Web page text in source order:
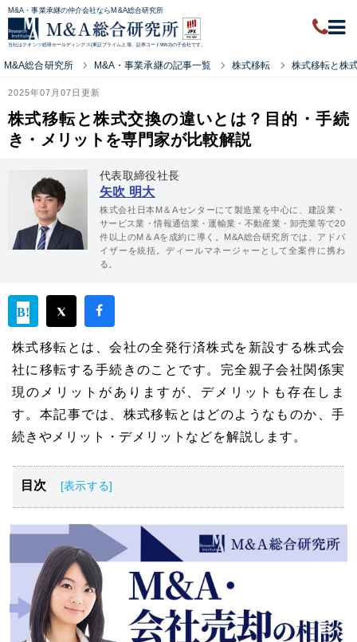
M&A・事業承継の仲介会社ならM&A総合研究所
当社はクオンツ総研ホールディングス(東証プライム上場、証券コード9552)の子会社です。
M&A総合研究所 M&A・事業承継の記事一覧 株式移転 株式移転と株
2025年07月07日更新
株式移転と株式交換の違いとは？目的・手続
き・メリットを専門家が比較解説
代表取締役社長
矢吹 明大
株式会社日本M＆Aセンターにて製造業を中心に、建設業・
サービス業・情報通信業・運輸業・不動産業・卸売業等で20
件以上のM＆Aを成約に導く。M&A総合研究所では、アドバ
イザーを統括。ディールマネージャーとして全案件に携わ
る。
株式移転とは、会社の全発行済株式を新設する株式会
社に移転する手続きのことです。完全親子会社関係実
現のメリットがありますが、デメリットも存在しま
す。本記事では、株式移転とはどのようなものか、手
続きやメリット・デメリットなどを解説します。
目次
株式移転とはM&Aにおける組織再編行為の一つ
株式移転で得られる2つのメリット
株式移転を検討する際のデメリットと注意点
株式移転をするときの手続きの流れ
株式移転の手続きを進める上での留意点
株式移転をするときの仕訳方法